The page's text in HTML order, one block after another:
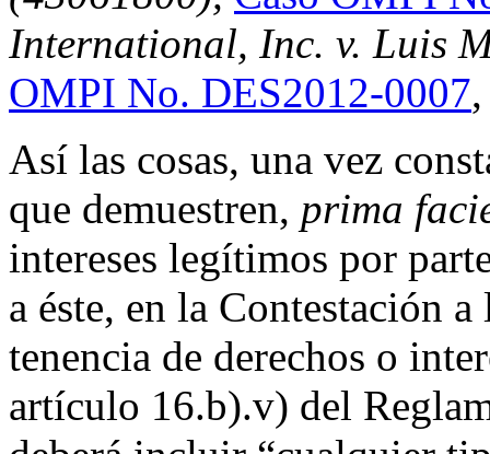
International, Inc. v. Luis
OMPI No. DES2012-0007
Así las cosas, una vez
que demuestren, prima
intereses legítimos por
a éste, en la Contestación
tenencia de derechos o
artículo 16.b).v) del